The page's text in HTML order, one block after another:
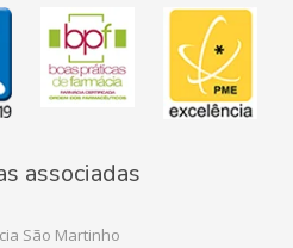
associadas
São Martinho